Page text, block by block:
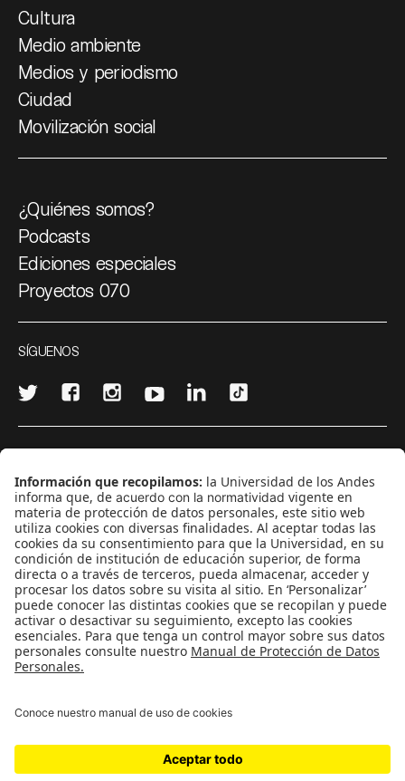
Cultura
Medio ambiente
Medios y periodismo
Ciudad
Movilización social
¿Quiénes somos?
Podcasts
Ediciones especiales
Proyectos 070
SÍGUENOS
CONTÁCTANOS
cerosetenta@uniandes.edu.co
BOGOTÁ, COLOMBIA
NEWSLETTER